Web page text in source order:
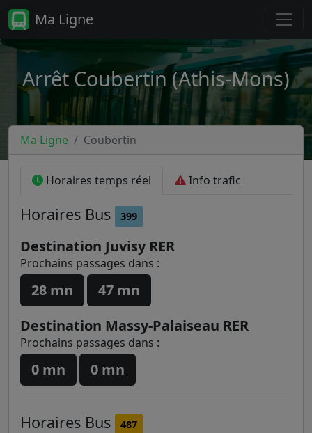
Ma Ligne
Arrêt Coubertin (Athis-Mons)
Ma Ligne Coubertin
Horaires temps réel Info trafic
Horaires Bus 399
Destination Juvisy RER
Prochains passages dans :
28 mn
47 mn
Destination Massy-Palaiseau RER
Prochains passages dans :
0 mn 0 mn
Horaires Bus 487